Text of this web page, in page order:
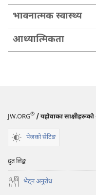
भावनात्मक स्वास्थ्य
आध्यात्मिकता
JW.ORG® / यहोवाका
पेजको सेटिङ
द्रुत लिङ्क
भेट्‌न अनुरोध